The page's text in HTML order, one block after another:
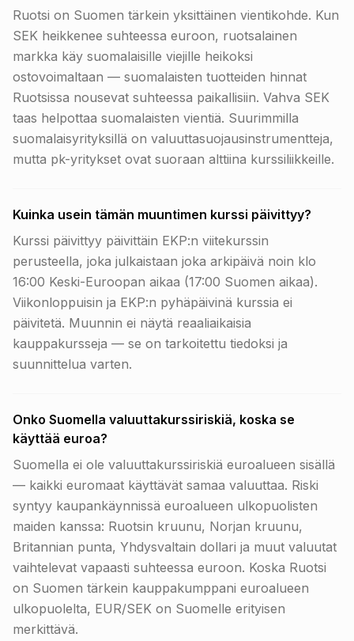
Ruotsi on Suomen tärkein yksittäinen vientikohde. Kun
SEK heikkenee suhteessa euroon, ruotsalainen
markka käy suomalaisille viejille heikoksi
ostovoimaltaan — suomalaisten tuotteiden hinnat
Ruotsissa nousevat suhteessa paikallisiin. Vahva SEK
taas helpottaa suomalaisten vientiä. Suurimmilla
suomalaisyrityksillä on valuuttasuojausinstrumentteja,
mutta pk-yritykset ovat suoraan alttiina kurssiliikkeille.
Kuinka usein tämän muuntimen kurssi päivittyy?
Kurssi päivittyy päivittäin EKP:n viitekurssin
perusteella, joka julkaistaan joka arkipäivä noin klo
16:00 Keski-Euroopan aikaa (17:00 Suomen aikaa).
Viikonloppuisin ja EKP:n pyhäpäivinä kurssia ei
päivitetä. Muunnin ei näytä reaaliaikaisia
kauppakursseja — se on tarkoitettu tiedoksi ja
suunnittelua varten.
Onko Suomella valuuttakurssiriskiä, koska se
käyttää euroa?
Suomella ei ole valuuttakurssiriskiä euroalueen sisällä
— kaikki euromaat käyttävät samaa valuuttaa. Riski
syntyy kaupankäynnissä euroalueen ulkopuolisten
maiden kanssa: Ruotsin kruunu, Norjan kruunu,
Britannian punta, Yhdysvaltain dollari ja muut valuutat
vaihtelevat vapaasti suhteessa euroon. Koska Ruotsi
on Suomen tärkein kauppakumppani euroalueen
ulkopuolelta, EUR/SEK on Suomelle erityisen
merkittävä.